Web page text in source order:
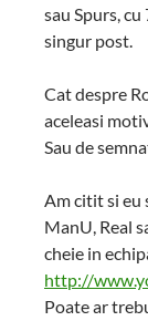
sau Spurs,
singur post.
Cat despre
aceleasi
Sau de
Am citit si eu
ManU, Real
cheie in
http://
Poate ar